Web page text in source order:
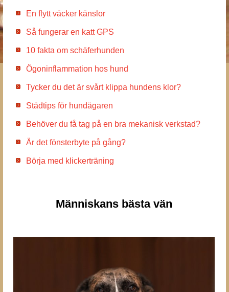
En flytt väcker känslor
Så fungerar en katt GPS
10 fakta om schäferhunden
Ögoninflammation hos hund
Tycker du det är svårt klippa hundens klor?
Städtips för hundägaren
Behöver du få tag på en bra mekanisk verkstad?
Är det fönsterbyte på gång?
Börja med klickerträning
Människans bästa vän